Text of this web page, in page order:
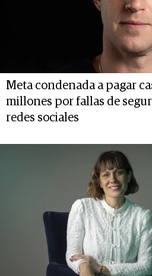
Meta condenada a pagar
millones por fallas de
redes sociales